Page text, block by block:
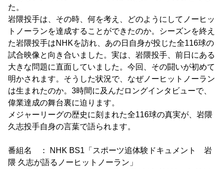
た。
岩隈投手は、その時、何を考え、どのようにしてノーヒッ
トノーランを達成することができたのか。シーズンを終え
た岩隈投手はNHKを訪れ、あの日自身が投じた全116球の
試合映像と向き合いました。実は、岩隈投手、前日にある
大きな問題に直面していました。今回、その闘いが初めて
明かされます。そうした状況で、なぜノーヒットノーラン
は生まれたのか。3時間に及んだロングインタビューで、
偉業達成の舞台裏に迫ります。
メジャーリーグの歴史に刻まれた全116球の真実が、岩隈
久志投手自身の言葉で語られます。
番組名 ： NHK BS1「スポーツ追体験ドキュメント 岩
隈 久志が語るノーヒットノーラン」